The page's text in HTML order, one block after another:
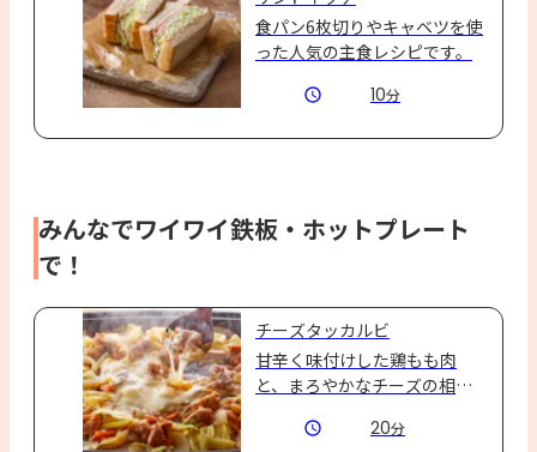
食パン6枚切りやキャベツを使
った人気の主食レシピです。
10分
みんなでワイワイ鉄板・ホットプレート
で！
チーズタッカルビ
甘辛く味付けした鶏もも肉
と、まろやかなチーズの相性
ズが食欲をそそる、大人気の
20分